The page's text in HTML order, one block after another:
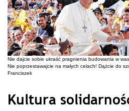
Nie dajcie sobie ukraść pragnienia budowania w
Nie poprzestawajcie na małych celach! Dążcie do
Franciszek
Kultura